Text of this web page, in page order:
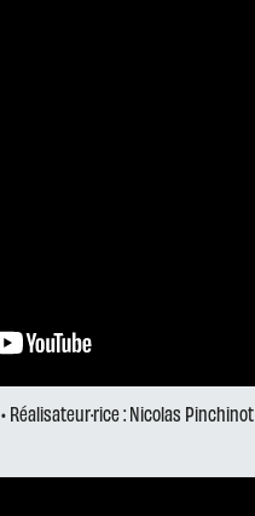
• Réalisateur·rice : Nicolas Pinchinot